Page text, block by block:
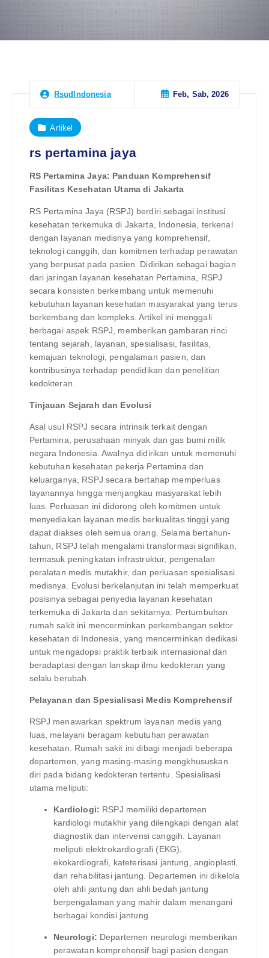
RsudIndonesia Feb, Sab, 2026
Artikel
rs pertamina jaya
RS Pertamina Jaya: Panduan Komprehensif
Fasilitas Kesehatan Utama di Jakarta
RS Pertamina Jaya (RSPJ) berdiri sebagai institusi
kesehatan terkemuka di Jakarta, Indonesia, terkenal
dengan layanan medisnya yang komprehensif,
teknologi canggih, dan komitmen terhadap perawatan
yang berpusat pada pasien. Didirikan sebagai bagian
dari jaringan layanan kesehatan Pertamina, RSPJ
secara konsisten berkembang untuk memenuhi
kebutuhan layanan kesehatan masyarakat yang terus
berkembang dan kompleks. Artikel ini menggali
berbagai aspek RSPJ, memberikan gambaran rinci
tentang sejarah, layanan, spesialisasi, fasilitas,
kemajuan teknologi, pengalaman pasien, dan
kontribusinya terhadap pendidikan dan penelitian
kedokteran.
Tinjauan Sejarah dan Evolusi
Asal usul RSPJ secara intrinsik terkait dengan
Pertamina, perusahaan minyak dan gas bumi milik
negara Indonesia. Awalnya didirikan untuk memenuhi
kebutuhan kesehatan pekerja Pertamina dan
keluarganya, RSPJ secara bertahap memperluas
layanannya hingga menjangkau masyarakat lebih
luas. Perluasan ini didorong oleh komitmen untuk
menyediakan layanan medis berkualitas tinggi yang
dapat diakses oleh semua orang. Selama bertahun-
tahun, RSPJ telah mengalami transformasi signifikan,
termasuk peningkatan infrastruktur, pengenalan
peralatan medis mutakhir, dan perluasan spesialisasi
medisnya. Evolusi berkelanjutan ini telah memperkuat
posisinya sebagai penyedia layanan kesehatan
terkemuka di Jakarta dan sekitarnya. Pertumbuhan
rumah sakit ini mencerminkan perkembangan sektor
kesehatan di Indonesia, yang mencerminkan dedikasi
untuk mengadopsi praktik terbaik internasional dan
beradaptasi dengan lanskap ilmu kedokteran yang
selalu berubah.
Pelayanan dan Spesialisasi Medis Komprehensif
RSPJ menawarkan spektrum layanan medis yang
luas, melayani beragam kebutuhan perawatan
kesehatan. Rumah sakit ini dibagi menjadi beberapa
departemen, yang masing-masing mengkhususkan
diri pada bidang kedokteran tertentu. Spesialisasi
utama meliputi:
Kardiologi: RSPJ memiliki departemen
kardiologi mutakhir yang dilengkapi dengan alat
diagnostik dan intervensi canggih. Layanan
meliputi elektrokardiografi (EKG),
ekokardiografi, kateterisasi jantung, angioplasti,
dan rehabilitasi jantung. Departemen ini dikelola
oleh ahli jantung dan ahli bedah jantung
berpengalaman yang mahir dalam menangani
berbagai kondisi jantung.
Neurologi: Departemen neurologi memberikan
perawatan komprehensif bagi pasien dengan